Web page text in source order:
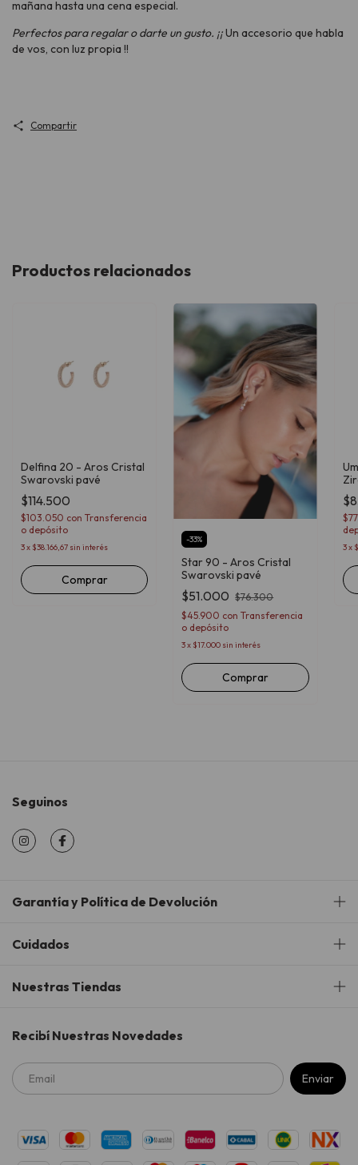
mañana hasta una cena especial.
Perfectos para regalar o darte un gusto. ¡¡Un accesorio que habla
de vos, con luz propia !!
Compartir
Productos relacionados
Delfina 20 - Aros Cristal
Swarovski pavé
$114.500
$103.050 con Transferencia
o depósito
3x $38.166,67 sin interés
Comprar
-33%
Star 90 - Aros Cristal
Swarovski pavé
$51.000 $76.300
$45.900 con Transferencia
o depósito
3x $17.000 sin interés
Comprar
3x
Seguinos
Garantía y Política de Devolución
Cuidados
Nuestras Tiendas
Recibí Nuestras Novedades